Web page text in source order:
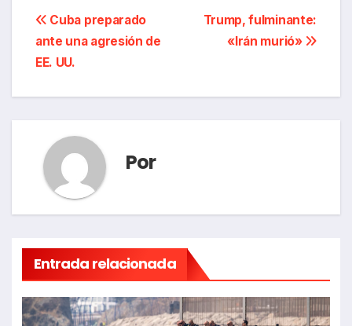
Navegación
de
entradas
Trump, fulminante:
«Irán murió»
Cuba preparado
ante una agresión de
EE. UU.
Por
Entrada relacionada